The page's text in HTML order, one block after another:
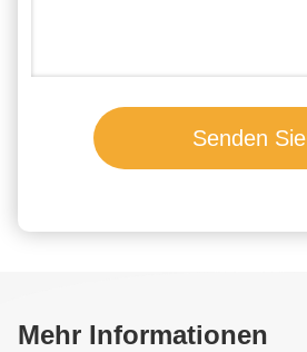
Senden Sie
Mehr Informationen